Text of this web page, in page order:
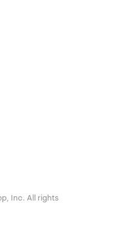
Inc. All rights